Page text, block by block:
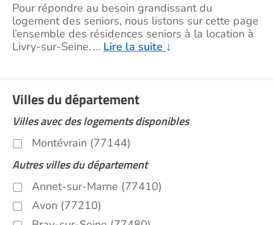
Pour répondre au besoin grandissant du
logement des seniors, nous listons sur cette page
l’ensemble des résidences seniors à la location à
Livry-sur-Seine. … Lire la suite ↓
Villes du département
Villes avec des logements disponibles
Montévrain (77144)
Autres villes du département
Annet-sur-Marne (77410)
Avon (77210)